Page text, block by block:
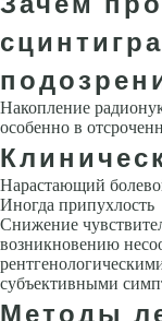
Накопление
особенно в
Нарастающий
Иногда припухлость
Снижение
возникновению
субъективными
Методы